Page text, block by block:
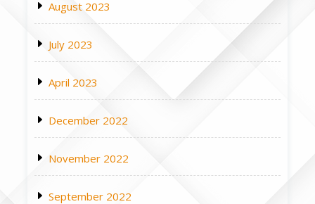
August 2023
July 2023
April 2023
December 2022
November 2022
September 2022